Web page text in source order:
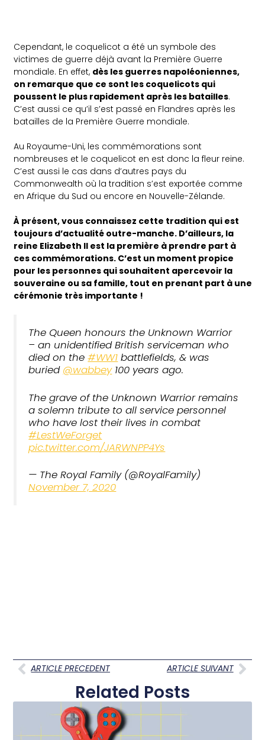
Cependant, le coquelicot a été un symbole des
victimes de guerre déjà avant la Première Guerre
mondiale. En effet, dès les guerres napoléoniennes,
on remarque que ce sont les coquelicots qui
poussent le plus rapidement après les batailles.
C’est aussi ce qu’il s’est passé en Flandres après les
batailles de la Première Guerre mondiale.
Au Royaume-Uni, les commémorations sont
nombreuses et le coquelicot en est donc la fleur reine.
C’est aussi le cas dans d’autres pays du
Commonwealth où la tradition s’est exportée comme
en Afrique du Sud ou encore en Nouvelle-Zélande.
À présent, vous connaissez cette tradition qui est
toujours d’actualité outre-manche. D’ailleurs, la
reine Elizabeth II est la première à prendre part à
ces commémorations. C’est un moment propice
pour les personnes qui souhaitent apercevoir la
souveraine ou sa famille, tout en prenant part à une
cérémonie très importante !
The Queen honours the Unknown Warrior
– an unidentified British serviceman who
died on the#WW1 battlefields, & was
buried @wabbey100 years ago.
The grave of the Unknown Warrior remains
a solemn tribute to all service personnel
who have lost their lives in combat
#LestWeForget
pic.twitter.com/JARWNPP4Ys
— The Royal Family (@RoyalFamily)
November 7, 2020
ARTICLE PRECEDENT ARTICLE SUIVANT
Related Posts